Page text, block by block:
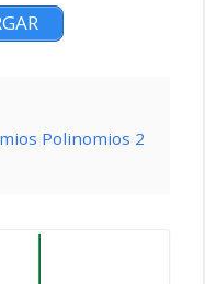
Polinomios 2